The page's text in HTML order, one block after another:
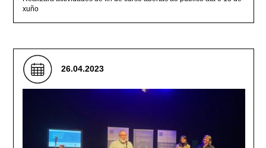
xuño
26.04.2023